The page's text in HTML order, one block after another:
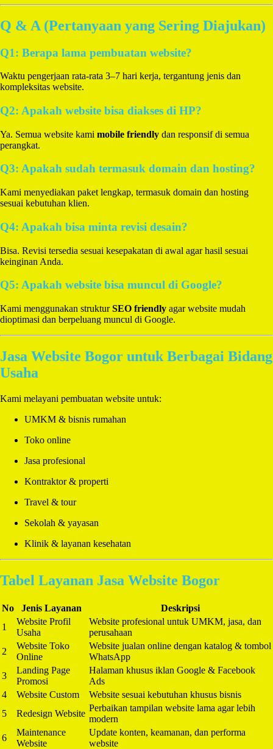
Q & A (Pertanyaan yang Sering Diajukan)
Q1: Berapa lama pembuatan website?
Waktu pengerjaan rata-rata 3–7 hari kerja, tergantung jenis dan
kompleksitas website.
Q2: Apakah website bisa diakses di HP?
Ya. Semua website kami mobile friendly dan responsif di semua
perangkat.
Q3: Apakah sudah termasuk domain dan hosting?
Kami menyediakan paket lengkap, termasuk domain dan hosting
sesuai kebutuhan klien.
Q4: Apakah bisa minta revisi desain?
Bisa. Revisi tersedia sesuai kesepakatan di awal agar hasil sesuai
keinginan Anda.
Q5: Apakah website bisa muncul di Google?
Kami menggunakan strukturSEO friendly agar website mudah
dioptimasi dan berpeluang muncul di Google.
Jasa Website Bogor untuk Berbagai Bidang
Usaha
Kami melayani pembuatan website untuk:
UMKM & bisnis rumahan
Toko online
Jasa profesional
Kontraktor & properti
Travel & tour
Sekolah & yayasan
Klinik & layanan kesehatan
Tabel Layanan Jasa Website Bogor
No Jenis Layanan
Deskripsi
1
Website Profil
Usaha
Website profesional untuk UMKM, jasa, dan
perusahaan
2
Website Toko
Online
Website jualan online dengan katalog & tombol
WhatsApp
3
Landing Page
Promosi
Halaman khusus iklan Google & Facebook
Ads
4
Website Custom
Website sesuai kebutuhan khusus bisnis
5
Redesign Website
Perbaikan tampilan website lama agar lebih
modern
6
Maintenance
Website
Update konten, keamanan, dan performa
website